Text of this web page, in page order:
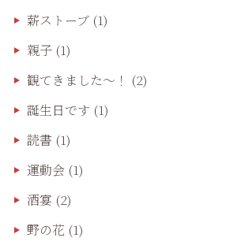
薪ストーブ(1)
親子(1)
観てきました〜！ (2)
誕生日です (1)
読書 (1)
運動会(1)
酒宴 (2)
野の花 (1)